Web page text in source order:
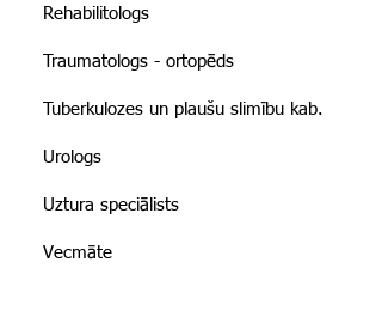
Rehabilitologs
Traumatologs - ortopēds
Tuberkulozes un plaušu slimību kab.
Urologs
Uztura speciālists
Vecmāte